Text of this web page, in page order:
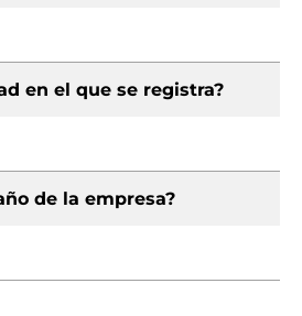
en el que se registra?
de la empresa?